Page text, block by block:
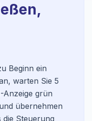
Beginn ein
warten Sie 5
Anzeige grün
übernehmen
die Steuerung